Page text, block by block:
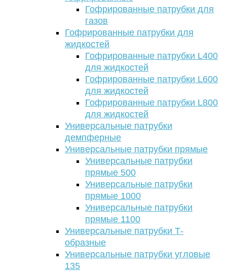
Гофрированные патрубки для
газов
Гофрированные патрубки для
жидкостей
Гофрированные патрубки L400
для жидкостей
Гофрированные патрубки L600
для жидкостей
Гофрированные патрубки L800
для жидкостей
Универсальные патрубки
демпферные
Универсальные патрубки прямые
Универсальные патрубки
прямые 500
Универсальные патрубки
прямые 1000
Универсальные патрубки
прямые 1100
Универсальные патрубки Т-
образные
Универсальные патрубки угловые
135